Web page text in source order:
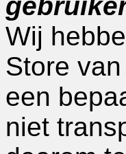
Wij
Store
een
niet